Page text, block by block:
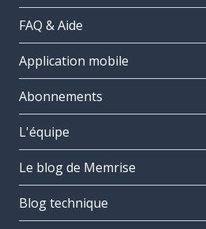
FAQ & Aide
Application mobile
Abonnements
L'équipe
Le blog de Memrise
Blog technique